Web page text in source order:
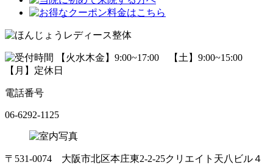
電話番号
06-6292-1125
〒531-0074 大阪市北区本庄東2-2-25クリエイト天八ビル４